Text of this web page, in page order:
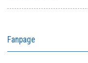
Fanpage